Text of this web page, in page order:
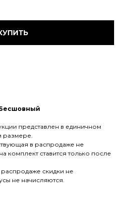
представлен в единичном
размере.
в распродаже не
комплект ставится только после
скидки не
не начисляются.